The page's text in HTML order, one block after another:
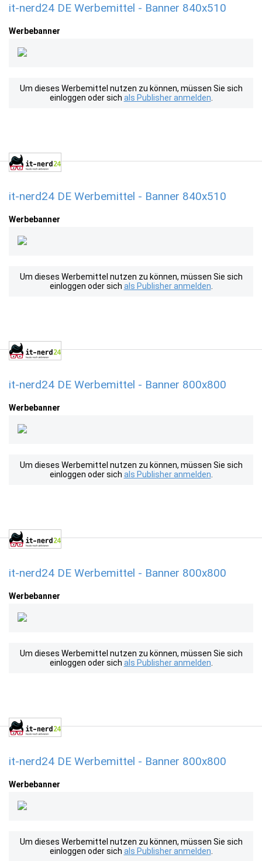
it-nerd24 DE Werbemittel - Banner 840x510
Werbebanner
Um dieses Werbemittel nutzen zu können, müssen Sie sich
einloggen oder sich als Publisher anmelden
it-nerd24 DE Werbemittel - Banner 840x510
Werbebanner
Um dieses Werbemittel nutzen zu können, müssen Sie sich
einloggen oder sich als Publisher anmelden
it-nerd24 DE Werbemittel - Banner 800x800
Werbebanner
Um dieses Werbemittel nutzen zu können, müssen Sie sich
einloggen oder sich als Publisher anmelden
it-nerd24 DE Werbemittel - Banner 800x800
Werbebanner
Um dieses Werbemittel nutzen zu können, müssen Sie sich
einloggen oder sich als Publisher anmelden
it-nerd24 DE Werbemittel - Banner 800x800
Werbebanner
Um dieses Werbemittel nutzen zu können, müssen Sie sich
einloggen oder sich als Publisher anmelden